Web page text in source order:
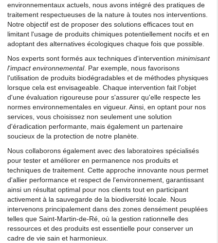
environnementaux actuels, nous avons intégré des pratiques de
traitement respectueuses de la nature à toutes nos interventions.
Notre objectif est de proposer des solutions efficaces tout en
limitant l'usage de produits chimiques potentiellement nocifs et en
adoptant des alternatives écologiques chaque fois que possible.
Nos experts sont formés aux techniques d'intervention minimisant
l'impact environnemental. Par exemple, nous favorisons
l'utilisation de produits biodégradables et de méthodes physiques
lorsque cela est envisageable. Chaque intervention fait l'objet
d'une évaluation rigoureuse pour s'assurer qu'elle respecte les
normes environnementales en vigueur. Ainsi, en optant pour nos
services, vous choisissez non seulement une solution
d'éradication performante, mais également un partenaire
soucieux de la protection de notre planète.
Nous collaborons également avec des laboratoires spécialisés
pour tester et améliorer en permanence nos produits et
techniques de traitement. Cette approche innovante nous permet
d'allier performance et respect de l'environnement, garantissant
ainsi un résultat optimal pour nos clients tout en participant
activement à la sauvegarde de la biodiversité locale. Nous
intervenons principalement dans des zones densément peuplées
telles que Saint-Martin-de-Ré, où la gestion rationnelle des
ressources et des produits est essentielle pour conserver un
cadre de vie sain et harmonieux.